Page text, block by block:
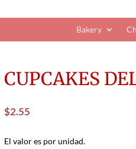
Bakery
CUPCAKES
$2.55
El valor es por unidad.